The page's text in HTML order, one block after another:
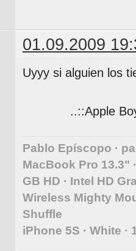
01.09.2009
Uyyy si alguien los
..::Apple
Pablo Epíscopo ·
MacBook Pro 13.3"
GB HD · Intel HD
Wireless Mighty
Shuffle
iPhone 5S · White ·